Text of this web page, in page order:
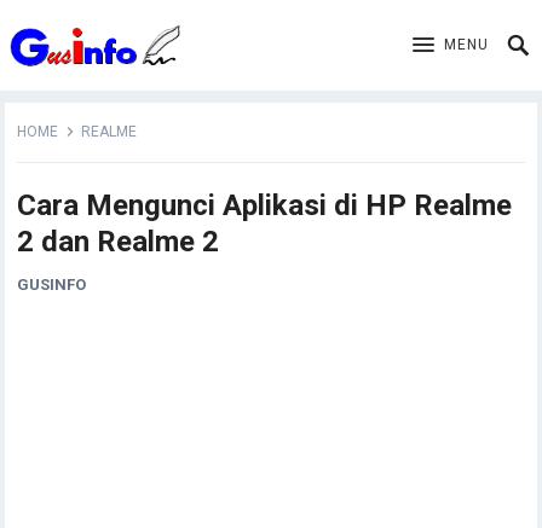
MENU
HOME REALME
Cara Mengunci Aplikasi di HP Realme
2 dan Realme 2
GUSINFO